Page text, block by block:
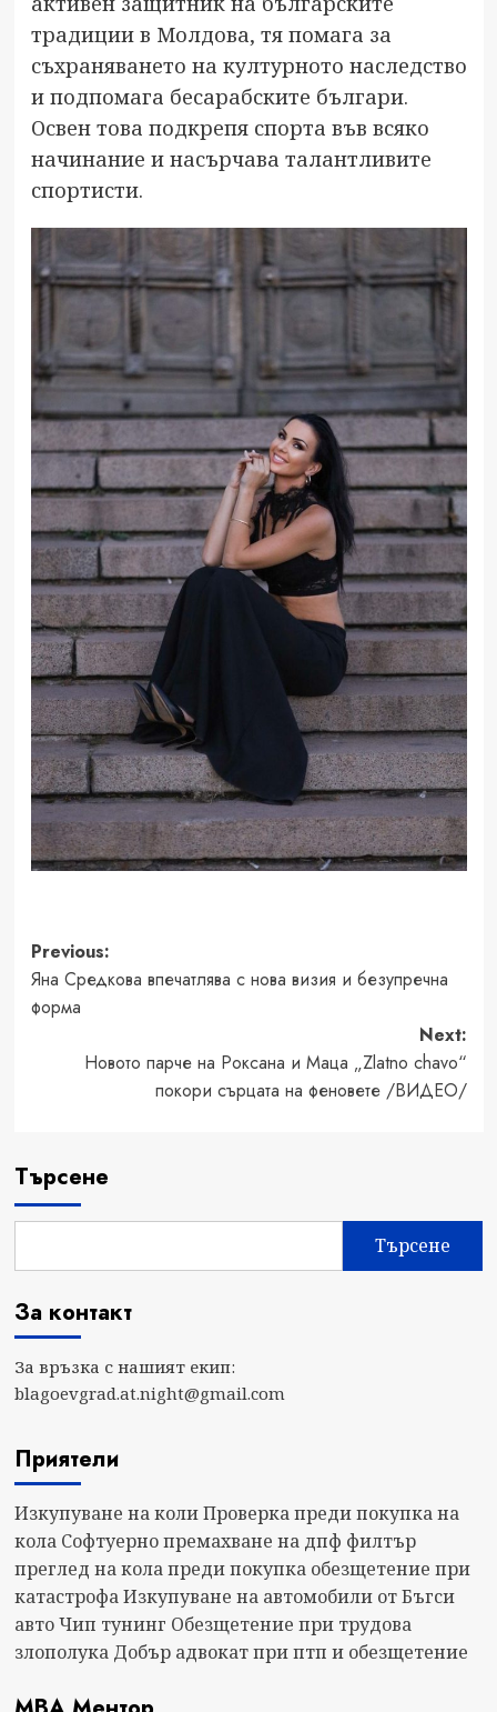
традиции в Молдова, тя помага за
съхраняването на културното наследство
и подпомага бесарабските българи.
Освен това подкрепя спорта във всяко
начинание и насърчава талантливите
спортисти.
Post
navigation
Previous:
Яна Средкова впечатлява с нова визия и безупречна
форма
Next:
Новото парче на Роксана и Маца „Zlatno chavo“
покори сърцата на феновете /ВИДЕО/
Търсене
Търсене
За контакт
За връзка с нашият екип:
blagoevgrad.at.night@gmail.com
Приятели
Изкупуване на коли Проверка преди покупка на
кола Софтуерно премахване на дпф филтър
преглед на кола преди покупка обезщетение при
катастрофа Изкупуване на автомобили от Бъгси
авто Чип тунинг Обезщетение при трудова
злополука Добър адвокат при птп и обезщетение